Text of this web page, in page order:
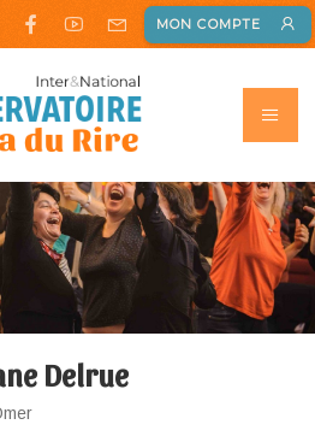
MON COMPTE
Delrue